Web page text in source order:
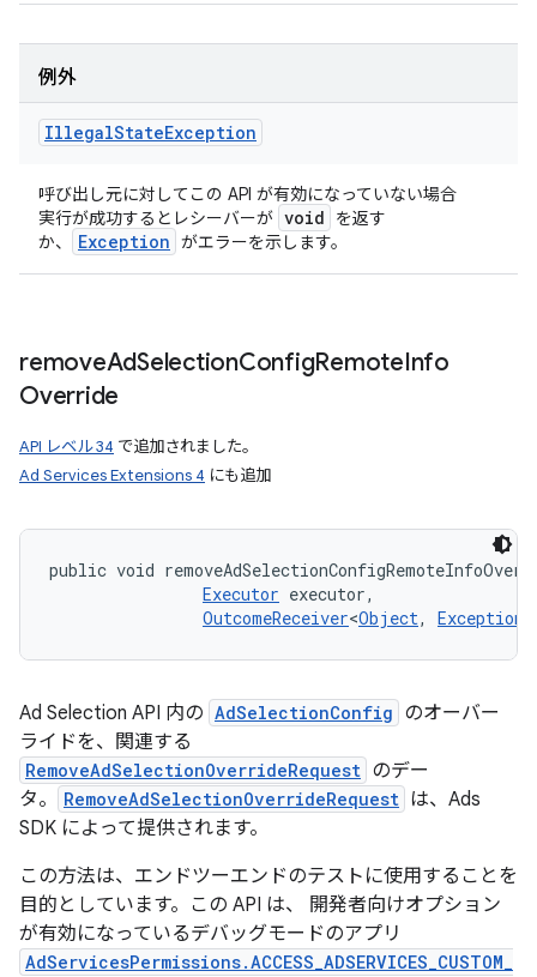
例外
IllegalStateException
呼び出し元に対してこの API が有効になっていない場合
実行が成功するとレシーバーが void
を返す
か、
Exception がエラーを示します。
removeAdSelectionConfigRemoteInfo
Override
API レベル 34 で追加されました。
Ad Services Extensions 4 にも追加
public void
Executor executor,
OutcomeReceiver<Object, Exception
Ad Selection API 内の AdSelectionConfig のオーバー
ライドを、関連する
RemoveAdSelectionOverrideRequest のデー
タ。
RemoveAdSelectionOverrideRequest は、Ads
SDK によって提供されます。
この方法は、エンドツーエンドのテストに使用することを
目的としています。この API は、 開発者向けオプション
が有効になっているデバッグモードのアプリ
AdServicesPermissions.ACCESS_ADSERVICES_CUSTOM_